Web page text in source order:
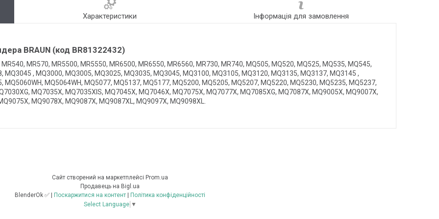
Характеристики Інформація для замовлення
BRAUN (код BR81322432)
MR570, MR5500, MR5550, MR6500, MR6550, MR6560, MR730, MR740, MQ505, MQ520, MQ525, MQ535, MQ545,
, MQ3000, MQ3005, MQ3025, MQ3035, MQ3045, MQ3100, MQ3105, MQ3120, MQ3135, MQ3137, MQ3145 ,
MQ5064WH, MQ5077, MQ5137, MQ5177, MQ5200, MQ5205, MQ5207, MQ5220, MQ5230, MQ5235, MQ5237,
MQ7035X, MQ7035XIS, MQ7045X, MQ7046X, MQ7075X, MQ7077X, MQ7085XG, MQ7087X, MQ9005X, MQ9007X,
MQ9078X, MQ9087X, MQ9087XL, MQ9097X, MQ9098XL.
Сайт створений на маркетплейсі Prom.ua
Продавець на Bigl.ua
Поскаржитися на контент
Політика конфіденційності
Select Language ▼